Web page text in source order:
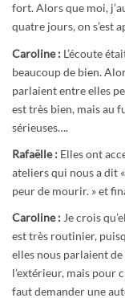
fort. Alors que moi,
quatre jours, on s’est
Caroline : L’écoute
beaucoup de bien.
parlaient entre elles
est très bien, mais au
sérieuses….
Rafaëlle : Elles ont
ateliers qui nous a dit
peur de mourir. » et
Caroline : Je crois
est très routinier,
elles nous parlaient
l’extérieur, mais pour
faut demander une